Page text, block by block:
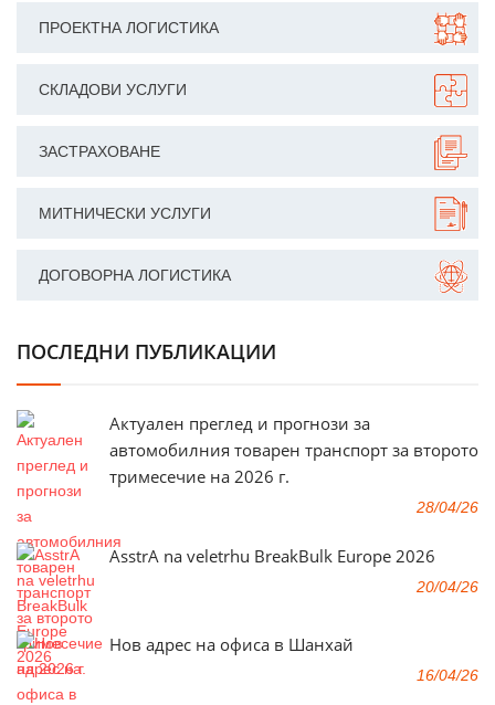
ПРОЕКТНА ЛОГИСТИКА
СКЛАДОВИ УСЛУГИ
ЗАСТРАХОВАНЕ
МИТНИЧЕСКИ УСЛУГИ
ДОГОВОРНА ЛОГИСТИКА
ПОСЛЕДНИ ПУБЛИКАЦИИ
Актуален преглед и прогнози за
автомобилния товарен транспорт за второто
тримесечие на 2026 г.
28/04/26
AsstrA na veletrhu BreakBulk Europe 2026
20/04/26
Нов адрес на офиса в Шанхай
16/04/26